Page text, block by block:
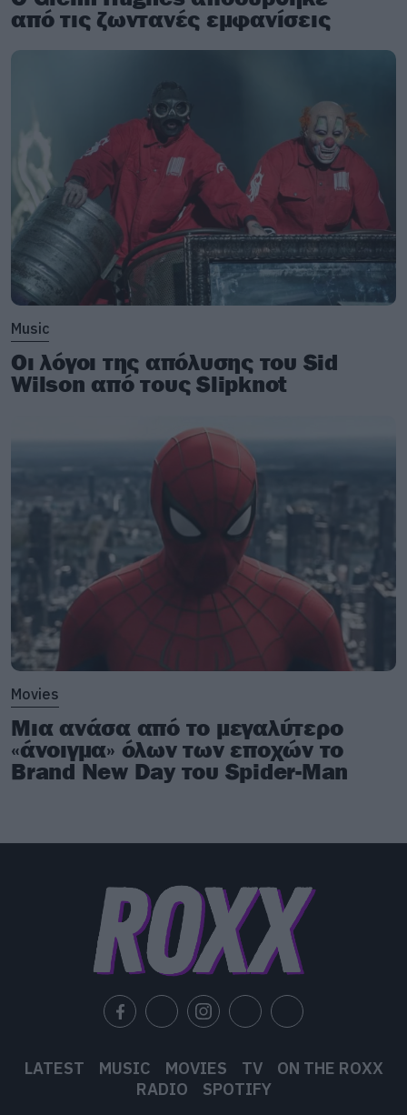
από τις ζωντανές εμφανίσεις
Music
Οι λόγοι της απόλυσης του Sid
Wilson από τους Slipknot
Movies
Μια ανάσα από το μεγαλύτερο
«άνοιγμα» όλων των εποχών το
Brand New Day του Spider-Man
LATEST MUSIC MOVIES TV
ON THE ROXX
RADIO
SPOTIFY